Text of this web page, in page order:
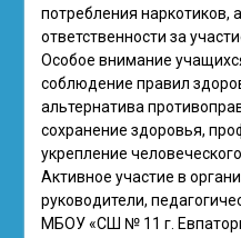
потребления наркотиков,
ответственности за
Особое внимание
соблюдение правил
альтернатива
сохранение здоровья,
укрепление
Активное участие в
руководители,
МБОУ «СШ № 11 г.